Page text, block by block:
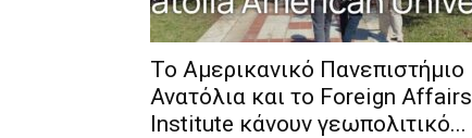
Το Αμερικανικό Πανεπιστήμιο
Ανατόλια και το Foreign Affairs
Institute κάνουν γεωπολιτικό...